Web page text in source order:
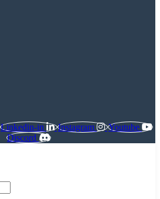
Linkedin-in Instagram
Youtube
Discord